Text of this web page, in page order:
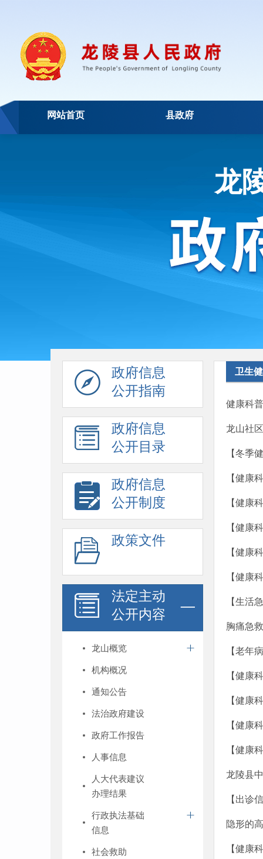
网站首页 县政府
龙
政府信息
公开指南
政府信息
公开目录
政府信息
公开制度
政策文件
法定主动
公开内容
龙山概览
机构概况
通知公告
法治政府建设
政府工作报告
人事信息
人大代表建议
办理结果
行政执法基础
信息
社会救助
卫生
健康科
龙山社
【冬季
【健康
【健康
【健康
【健康
【健康
【生活
胸痛急
【老年
【健康
【健康
【健康
【健康
龙陵县
【出诊
隐形的
【健康